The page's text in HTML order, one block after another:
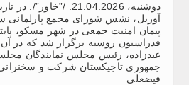
آوریل، نشس شورای مجمع پارلمانی
پیمان امنیت جمعی در شهر مسکو،
فدراسیون روسیه برگزار شد که در
عیدزاده، رئیس مجلس نمایندگان
جمهوری تاجیکستان شرکت و
فیضعلی